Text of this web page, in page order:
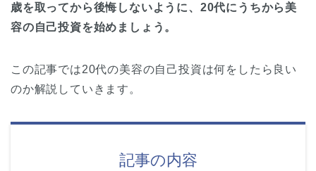
歳を取ってから後悔しないように、20代にうちから美
容の自己投資を始めましょう。
この記事では20代の美容の自己投資は何をしたら良い
のか解説していきます。
記事の内容